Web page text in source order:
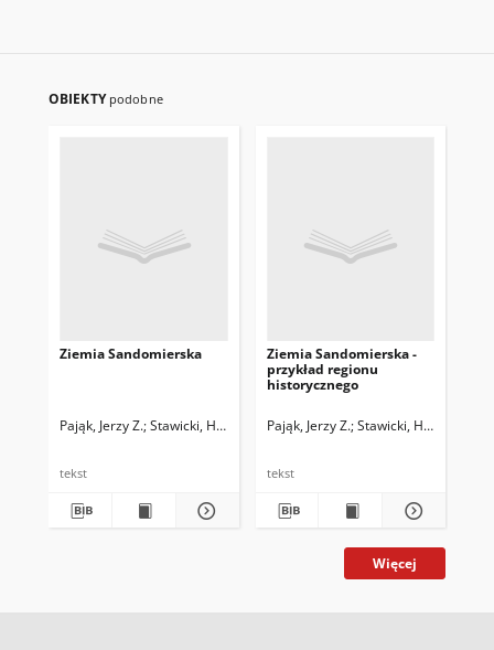
OBIEKTY podobne
Ziemia Sandomierska
Pająk, Jerzy Z. Stawicki, Henryk
tekst
Ziemia Sandomierska -
przykład regionu
historycznego
Pająk, Jerzy Z. Stawicki, Henryk
tekst
Więcej